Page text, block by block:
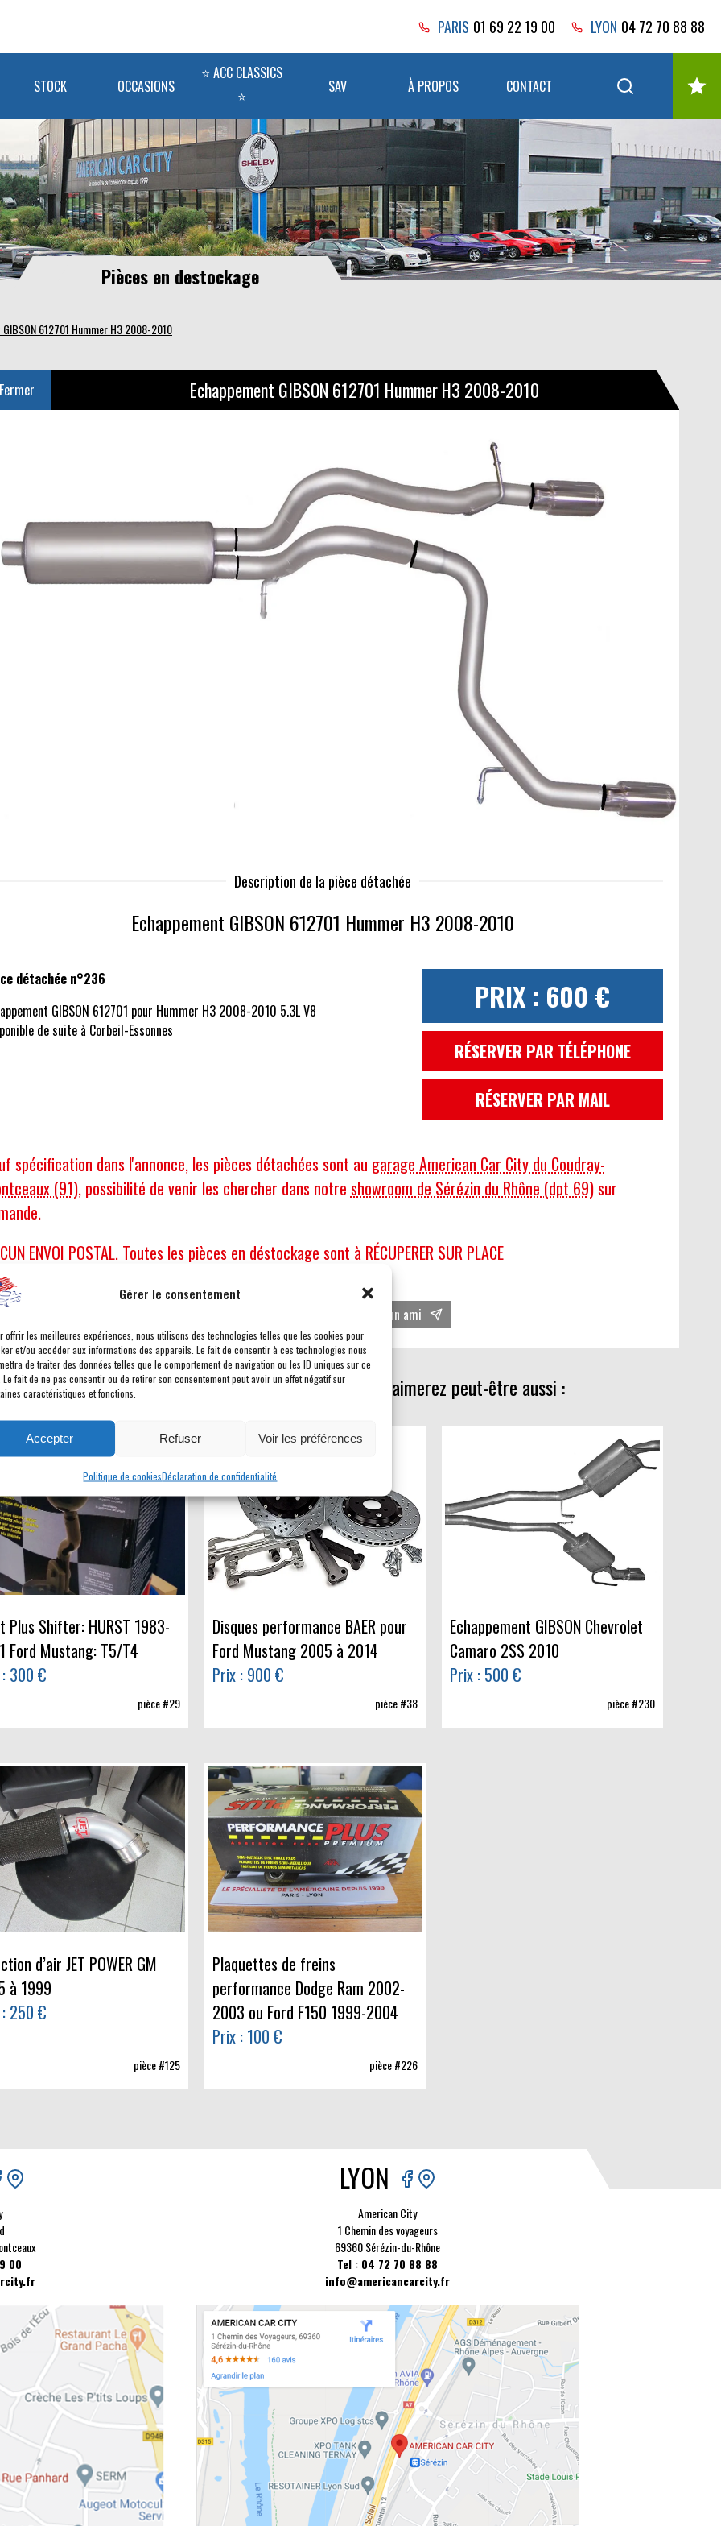
Gérer le consentement
offrir les meilleures expériences, nous utilisons des technologies telles que les cookies pour
et/ou accéder aux informations des appareils. Le fait de consentir à ces technologies nous
de traiter des données telles que le comportement de navigation ou les ID uniques sur ce
Le fait de ne pas consentir ou de retirer son consentement peut avoir un effet négatif sur
caractéristiques et fonctions.
Accepter Refuser Voir les préférences
Politique de cookiesDéclaration de confidentialité
PARIS 01 69 22 19 00 LYON 04 72 70 88 88
STOCK OCCASIONS
⭐ ACC CLASSICS
⭐
SAV À PROPOS CONTACT
Pièces en destockage
612701 Hummer H3 2008-2010
Fermer Echappement GIBSON 612701 Hummer H3 2008-2010
Description de la pièce détachée
Echappement GIBSON 612701 Hummer H3 2008-2010
détachée n°236
GIBSON 612701 pour Hummer H3 2008-2010 5.3L V8
de suite à Corbeil-Essonnes
PRIX : 600 €
RÉSERVER PAR TÉLÉPHONE
RÉSERVER PAR MAIL
spécification dans l'annonce, les pièces détachées sont au garage American Car City du Coudray-
(91), possibilité de venir les chercher dans notre showroom de Sérézin du Rhône (dpt 69)sur
ENVOI POSTAL. Toutes les pièces en déstockage sont à RÉCUPERER SUR PLACE
Envoyer à un ami
Dans la catégorie Pièces Performance, vous aimerez peut-être aussi :
Plus Shifter: HURST 1983-
Ford Mustang: T5/T4
300 €
pièce #29
Disques performance BAER pour
Ford Mustang 2005 à 2014
Prix : 900 €
pièce #38
Echappement GIBSON Chevrolet
Camaro 2SS 2010
Prix : 500 €
pièce #230
d’air JET POWER GM
à 1999
250 €
pièce #125
Plaquettes de freins
performance Dodge Ram 2002-
2003 ou Ford F150 1999-2004
Prix : 100 €
pièce #226
00
LYON
American City
1 Chemin des voyageurs
69360 Sérézin-du-Rhône
Tel : 04 72 70 88 88
info@americancarcity.fr